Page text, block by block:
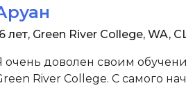
лет, Green River College, WA,
очень доволен своим
River College. С самого